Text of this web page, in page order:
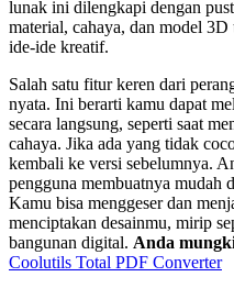
lunak ini dilengkapi dengan
material, cahaya, dan model
ide-ide kreatif.
Salah satu fitur keren dari
nyata. Ini berarti kamu dapat
secara langsung, seperti saat
cahaya. Jika ada yang tidak
kembali ke versi sebelumnya.
pengguna membuatnya mudah
Kamu bisa menggeser dan
menciptakan desainmu, mirip
bangunan digital. Anda
Coolutils Total PDF Converter